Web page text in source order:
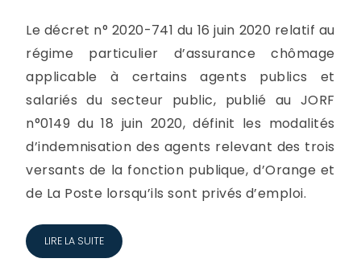
Le décret n° 2020-741 du 16 juin 2020 relatif au
régime particulier d’assurance chômage
applicable à certains agents publics et
salariés du secteur public, publié au JORF
n°0149 du 18 juin 2020, définit les modalités
d’indemnisation des agents relevant des trois
versants de la fonction publique, d’Orange et
de La Poste lorsqu’ils sont privés d’emploi.
LIRE LA SUITE